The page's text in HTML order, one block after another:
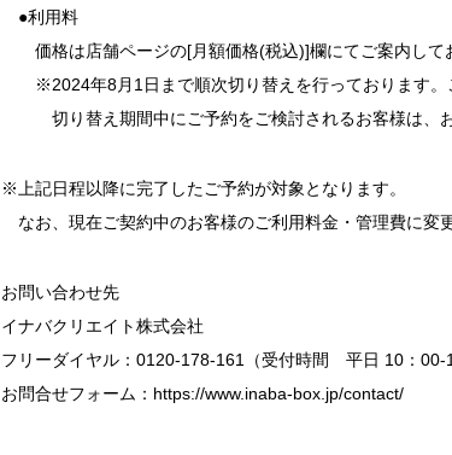
●利用料
価格は店舗ページの[月額価格(税込)]欄にてご案内して
※2024年8月1日まで順次切り替えを行っております。
切り替え期間中にご予約をご検討されるお客様は、お
※上記日程以降に完了したご予約が対象となります。
なお、現在ご契約中のお客様のご利用料金・管理費に変
お問い合わせ先
イナバクリエイト株式会社
フリーダイヤル：0120-178-161（受付時間 平日 10：00-
お問合せフォーム： https://www.inaba-box.jp/contact/